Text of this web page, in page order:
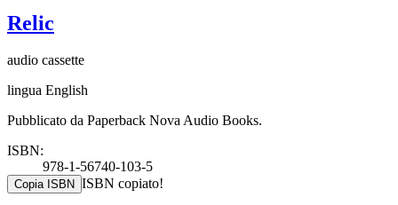
Relic
audio cassette
lingua English
Pubblicato da Paperback Nova Audio Books.
ISBN:
978-1-56740-103-5
Copia ISBN ISBN copiato!